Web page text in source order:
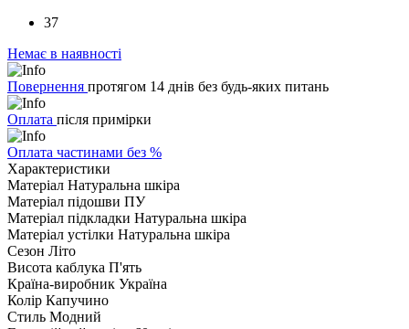
37
Немає в наявності
Повернення протягом 14 днів без будь-яких питань
Оплата після примірки
Оплата частинами без %
Характеристики
Матеріал Натуральна шкіра
Матеріал підошви ПУ
Матеріал підкладки Натуральна шкіра
Матеріал устілки Натуральна шкіра
Сезон Літо
Висота каблука П'ять
Країна-виробник Україна
Колір Капучино
Стиль Модний